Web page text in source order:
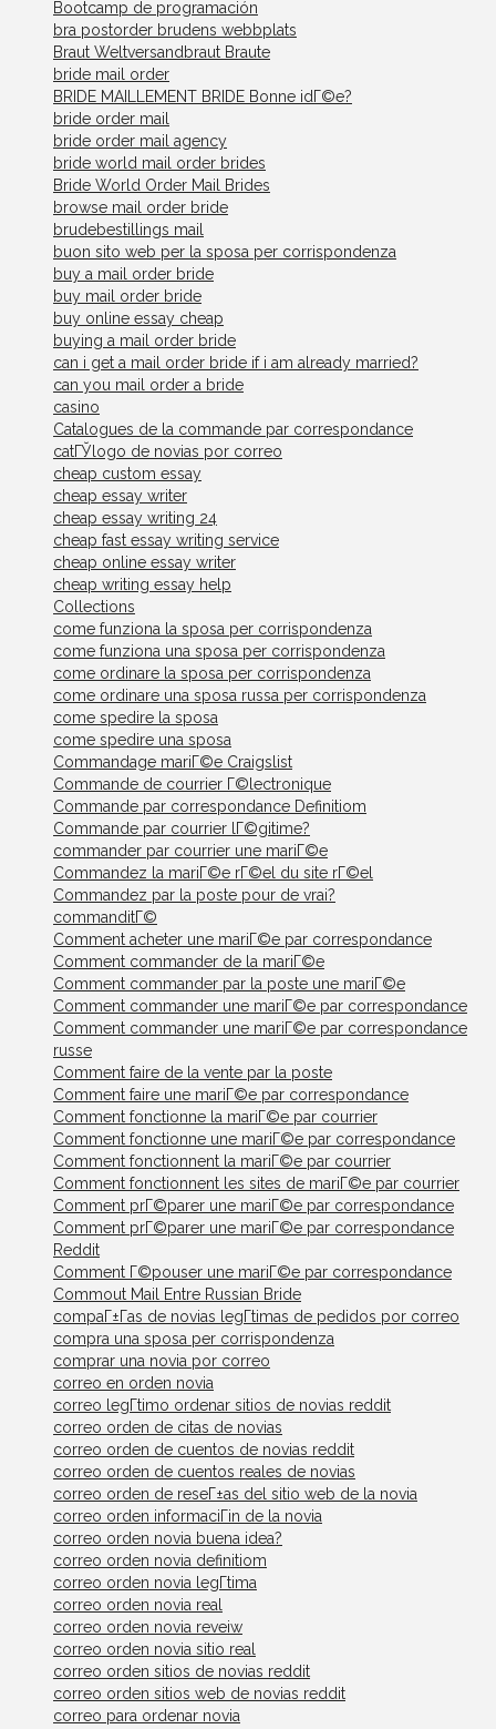
Bootcamp de programación
bra postorder brudens webbplats
Braut Weltversandbraut Braute
bride mail order
BRIDE MAILLEMENT BRIDE Bonne idГ©e?
bride order mail
bride order mail agency
bride world mail order brides
Bride World Order Mail Brides
browse mail order bride
brudebestillings mail
buon sito web per la sposa per corrispondenza
buy a mail order bride
buy mail order bride
buy online essay cheap
buying a mail order bride
can i get a mail order bride if i am already married?
can you mail order a bride
casino
Catalogues de la commande par correspondance
catГЎlogo de novias por correo
cheap custom essay
cheap essay writer
cheap essay writing 24
cheap fast essay writing service
cheap online essay writer
cheap writing essay help
Collections
come funziona la sposa per corrispondenza
come funziona una sposa per corrispondenza
come ordinare la sposa per corrispondenza
come ordinare una sposa russa per corrispondenza
come spedire la sposa
come spedire una sposa
Commandage mariГ©e Craigslist
Commande de courrier Г©lectronique
Commande par correspondance Definitiom
Commande par courrier lГ©gitime?
commander par courrier une mariГ©e
Commandez la mariГ©e rГ©el du site rГ©el
Commandez par la poste pour de vrai?
commanditГ©
Comment acheter une mariГ©e par correspondance
Comment commander de la mariГ©e
Comment commander par la poste une mariГ©e
Comment commander une mariГ©e par correspondance
Comment commander une mariГ©e par correspondance
russe
Comment faire de la vente par la poste
Comment faire une mariГ©e par correspondance
Comment fonctionne la mariГ©e par courrier
Comment fonctionne une mariГ©e par correspondance
Comment fonctionnent la mariГ©e par courrier
Comment fonctionnent les sites de mariГ©e par courrier
Comment prГ©parer une mariГ©e par correspondance
Comment prГ©parer une mariГ©e par correspondance
Reddit
Comment Г©pouser une mariГ©e par correspondance
Commout Mail Entre Russian Bride
compaГ±Г­as de novias legГ­timas de pedidos por correo
compra una sposa per corrispondenza
comprar una novia por correo
correo en orden novia
correo legГ­timo ordenar sitios de novias reddit
correo orden de citas de novias
correo orden de cuentos de novias reddit
correo orden de cuentos reales de novias
correo orden de reseГ±as del sitio web de la novia
correo orden informaciГіn de la novia
correo orden novia buena idea?
correo orden novia definitiom
correo orden novia legГ­tima
correo orden novia real
correo orden novia reveiw
correo orden novia sitio real
correo orden sitios de novias reddit
correo orden sitios web de novias reddit
correo para ordenar novia